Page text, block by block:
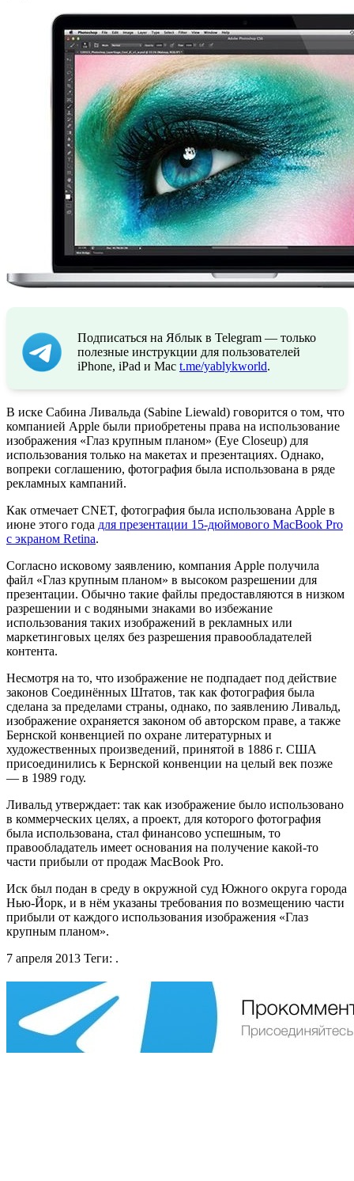
Подписаться на Яблык в Telegram — только
полезные инструкции для пользователей
iPhone, iPad и Mac t.me/yablykworld.
В иске Сабина Ливальда (Sabine Liewald) говорится о том, что
компанией Apple были приобретены права на использование
изображения «Глаз крупным планом» (Eye Closeup) для
использования только на макетах и презентациях. Однако,
вопреки соглашению, фотография была использована в ряде
рекламных кампаний.
Как отмечает CNET, фотография была использована Apple в
июне этого года для презентации 15-дюймового MacBook Pro
с экраном Retina.
Согласно исковому заявлению, компания Apple получила
файл «Глаз крупным планом» в высоком разрешении для
презентации. Обычно такие файлы предоставляются в низком
разрешении и с водяными знаками во избежание
использования таких изображений в рекламных или
маркетинговых целях без разрешения правообладателей
контента.
Несмотря на то, что изображение не подпадает под действие
законов Соединённых Штатов, так как фотография была
сделана за пределами страны, однако, по заявлению Ливальд,
изображение охраняется законом об авторском праве, а также
Бернской конвенцией по охране литературных и
художественных произведений, принятой в 1886 г. США
присоединились к Бернской конвенции на целый век позже
— в 1989 году.
Ливальд утверждает: так как изображение было использовано
в коммерческих целях, а проект, для которого фотография
была использована, стал финансово успешным, то
правообладатель имеет основания на получение какой-то
части прибыли от продаж MacBook Pro.
Иск был подан в среду в окружной суд Южного округа города
Нью-Йорк, и в нём указаны требования по возмещению части
прибыли от каждого использования изображения «Глаз
крупным планом».
7 апреля 2013 Теги: .